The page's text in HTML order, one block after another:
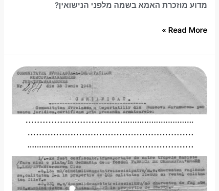
מדוע מוזכרת האמא בשמה מלפני הנישואין?
Read More »
מחקר
גנאלוגי
באזור
רומניה